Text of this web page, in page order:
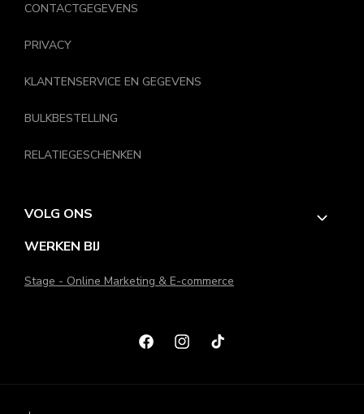
CONTACTGEGEVENS
PRIVACY
KLANTENSERVICE EN GEGEVENS
BULKBESTELLING
RELATIEGESCHENKEN
VOLG ONS
WERKEN BIJ
Stage - Online Marketing & E-commerce
FacebookInstagramTikTok